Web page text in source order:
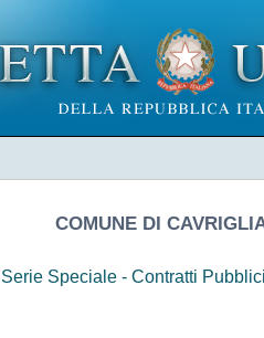
COMUNE DI
Serie Speciale - Contratti